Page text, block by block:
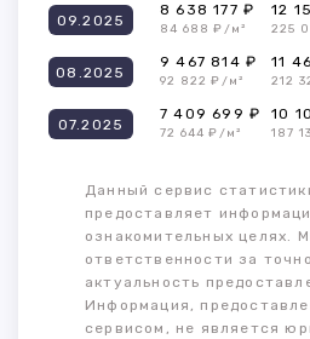
09.2025
8 638 177 ₽
84 688 ₽/м²
12
225
08.2025
9 467 814 ₽
92 822 ₽/м²
11
212
07.2025
7 409 699 ₽
72 644 ₽/м²
10
187
Данный сервис
предоставляет
ознакомительных целях.
ответственности за
актуальность
Информация,
сервисом, не является